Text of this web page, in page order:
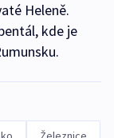
Heleně.
kde je